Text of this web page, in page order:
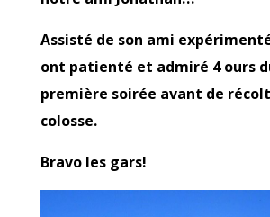
Assisté de son ami
ont patienté et admiré 4 ours
première soirée avant de
colosse.
Bravo les gars!